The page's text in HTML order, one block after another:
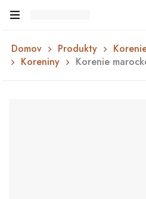
Domov Produkty
Koreniny
Korenie